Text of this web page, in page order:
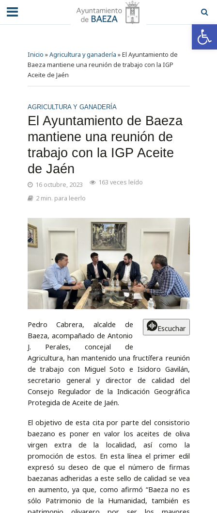
Inicio »Agricultura y ganadería »El Ayuntamiento de
Baeza mantiene una reunión de trabajo con la IGP
Aceite de Jaén
AGRICULTURA Y GANADERÍA
El Ayuntamiento de Baeza
mantiene una reunión de
trabajo con la IGP Aceite
de Jaén
16 octubre, 2023
163 veces leído
2 min. para leerlo
Escuchar
Pedro Cabrera, alcalde de
Baeza, acompañado de Antonio
J. Perales, concejal de
Agricultura, han mantenido una fructífera reunión
de trabajo con Miguel Soto e Isidoro Gavilán,
secretario general y director de calidad del
Consejo Regulador de la Indicación Geográfica
Protegida de Aceite de Jaén.
El objetivo de esta cita por parte del consistorio
baezano es poner en valor los aceites de oliva
virgen extra de la localidad, así como la
promoción de estos. En esta línea el primer edil
expresó su deseo de que el número de firmas
baezanas adheridas a este sello de calidad se vea
en aumento, ya que, como afirmó “Baeza no es
sólo Patrimonio de la Humanidad, también es
Abrir barra de herramientas